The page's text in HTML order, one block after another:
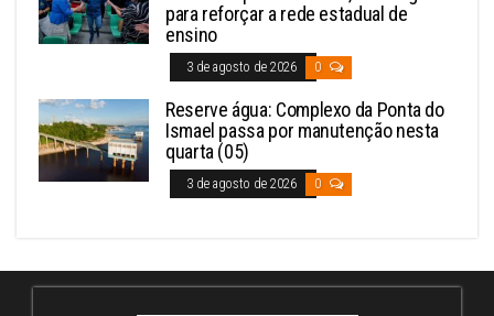
para reforçar a rede estadual de
ensino
3 de agosto de 2026 0
Reserve água: Complexo da Ponta do
Ismael passa por manutenção nesta
quarta (05)
3 de agosto de 2026 0